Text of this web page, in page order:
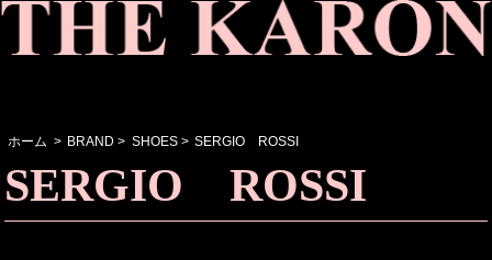
ホーム > BRAND > SHOES> SERGIO ROSSI
SERGIO ROSSI